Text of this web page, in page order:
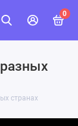
0
странах